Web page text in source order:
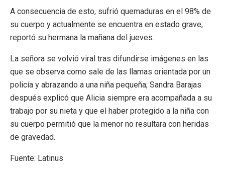
A consecuencia de esto, sufrió quemaduras en el 98% de
su cuerpo y actualmente se encuentra en estado grave,
reportó su hermana la mañana del jueves.
La señora se volvió viral tras difundirse imágenes en las
que se observa como sale de las llamas orientada por un
policía y abrazando a una niña pequeña; Sandra Barajas
después explicó que Alicia siempre era acompañada a su
trabajo por su nieta y que el haber protegido a la niña con
su cuerpo permitió que la menor no resultara con heridas
de gravedad.
Fuente: Latinus